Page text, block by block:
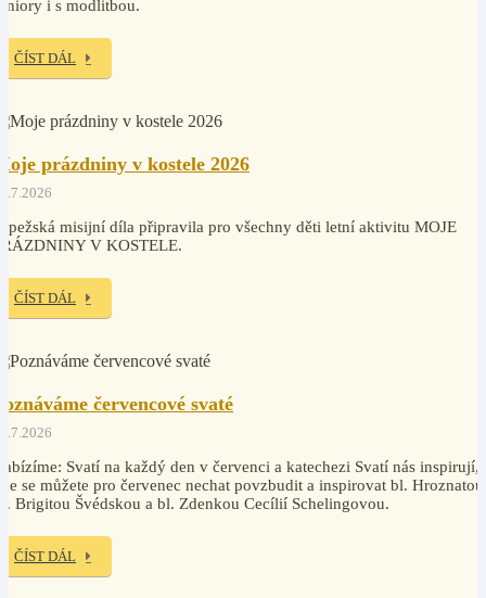
i s modlitbou.
ČÍST DÁL
prázdniny v kostele 2026
misijní díla připravila pro všechny děti letní aktivitu MOJE
V KOSTELE.
ČÍST DÁL
červencové svaté
Svatí na každý den v červenci a katechezi Svatí nás inspirují,
se můžete pro červenec nechat povzbudit a inspirovat bl.
Brigitou Švédskou a bl. Zdenkou Cecílií Schelingovou.
ČÍST DÁL